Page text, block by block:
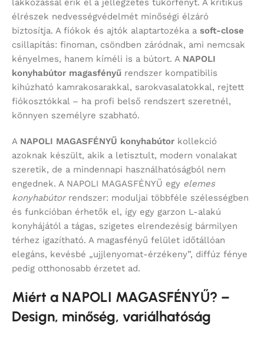
lakkozással érik el a jellegzetes tükörfényt. A kritikus
élrészek nedvességvédelmét minőségi élzáró
biztosítja. A fiókok és ajtók alaptartozéka a soft-close
csillapítás: finoman, csöndben záródnak, ami nemcsak
kényelmes, hanem kíméli is a bútort. A NAPOLI
konyhabútor magasfényű rendszer kompatibilis
kihúzható kamrakosarakkal, sarokvasalatokkal, rejtett
fiókosztókkal – ha profi belső rendszert szeretnél,
könnyen személyre szabható.
A NAPOLI MAGASFÉNYŰ konyhabútor kollekció
azoknak készült, akik a letisztult, modern vonalakat
szeretik, de a mindennapi használhatóságból nem
engednek. A NAPOLI MAGASFÉNYŰ egy elemes
konyhabútorrendszer: moduljai többféle szélességben
és funkcióban érhetők el, így egy garzon L-alakú
konyhájától a tágas, szigetes elrendezésig bármilyen
térhez igazítható. A magasfényű felület időtállóan
elegáns, kevésbé „ujjlenyomat-érzékeny”, diffúz fénye
pedig otthonosabb érzetet ad.
Miért a NAPOLI MAGASFÉNYŰ? –
Design, minőség, variálhatóság